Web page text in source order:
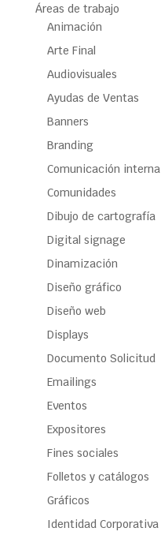
Áreas de trabajo
Animación
Arte Final
Audiovisuales
Ayudas de Ventas
Banners
Branding
Comunicación interna
Comunidades
Dibujo de cartografía
Digital signage
Dinamización
Diseño gráfico
Diseño web
Displays
Documento Solicitud
Emailings
Eventos
Expositores
Fines sociales
Folletos y catálogos
Gráficos
Identidad Corporativa